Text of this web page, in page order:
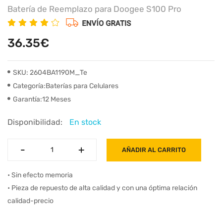
Batería de Reemplazo para Doogee S100 Pro
36.35€
SKU: 2604BA1190M_Te
Categoría:Baterías para Celulares
Garantía:12 Meses
Disponibilidad: En stock
- +
- + AÑADIR AL CARRITO
• Sin efecto memoria
• Pieza de repuesto de alta calidad y con una óptima relación
calidad-precio